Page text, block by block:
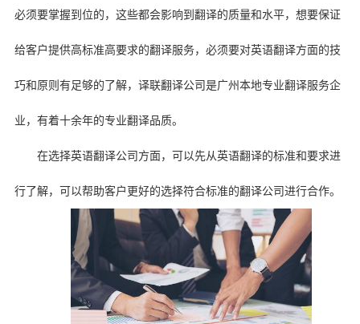
必须要掌握到位的，这些都会影响到翻译的质量和水平，想要保证
给客户提供高标准高要求的翻译服务，必须要对英语翻译方面的技
巧和原则有足够的了解，译联翻译公司是广州本地专业翻译服务企
业，有着十余年的专业翻译品质。
在选择英语翻译公司方面，可以先从英语翻译的标准和要求进
行了解，可以帮助客户更好的选择符合标准的翻译公司进行合作。